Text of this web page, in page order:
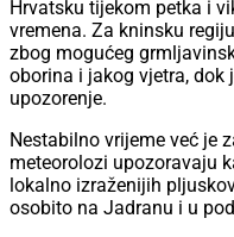
Hrvatsku tijekom petka i
vremena. Za kninsku
zbog mogućeg
oborina i jakog vjetra, dok
upozorenje.
Nestabilno vrijeme već je
meteorolozi upozoravaju
lokalno izraženijih
osobito na Jadranu i u